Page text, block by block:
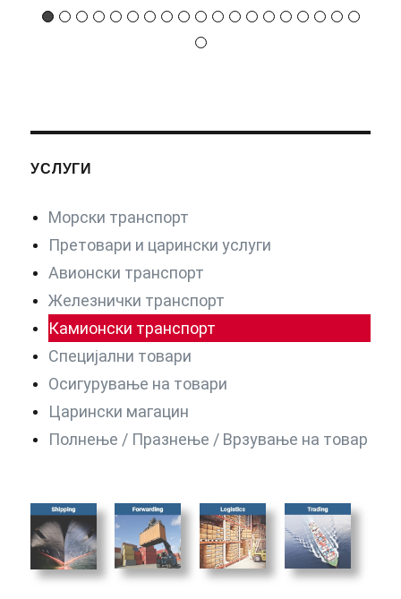
УСЛУГИ
Морски транспорт
Претовари и царински услуги
Авионски транспорт
Железнички транспорт
Камионски транспорт
Специјални товари
Осигурување на товари
Царински магацин
Полнење / Празнење / Врзување на товар